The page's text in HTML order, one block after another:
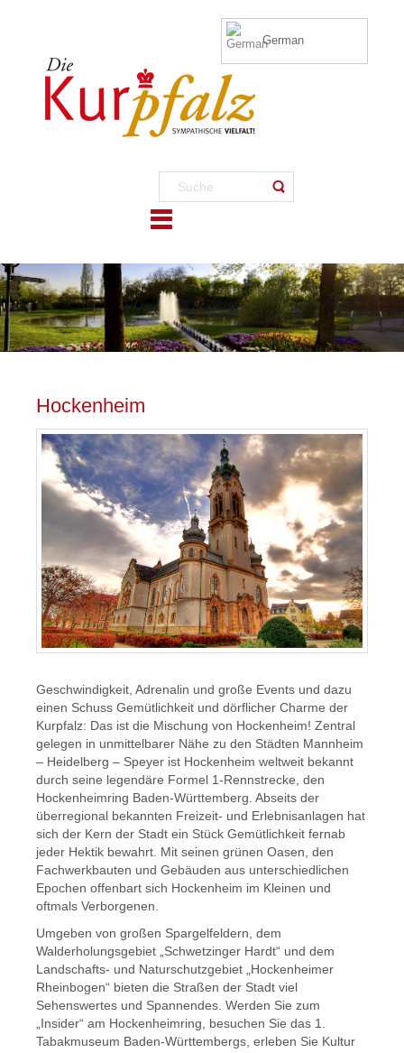
German
Hockenheim
Geschwindigkeit, Adrenalin und große Events und dazu
einen Schuss Gemütlichkeit und dörflicher Charme der
Kurpfalz: Das ist die Mischung von Hockenheim! Zentral
gelegen in unmittelbarer Nähe zu den Städten Mannheim
– Heidelberg – Speyer ist Hockenheim weltweit bekannt
durch seine legendäre Formel 1-Rennstrecke, den
Hockenheimring Baden-Württemberg. Abseits der
überregional bekannten Freizeit- und Erlebnisanlagen hat
sich der Kern der Stadt ein Stück Gemütlichkeit fernab
jeder Hektik bewahrt. Mit seinen grünen Oasen, den
Fachwerkbauten und Gebäuden aus unterschiedlichen
Epochen offenbart sich Hockenheim im Kleinen und
oftmals Verborgenen.
Umgeben von großen Spargelfeldern, dem
Walderholungsgebiet „Schwetzinger Hardt“ und dem
Landschafts- und Naturschutzgebiet „Hockenheimer
Rheinbogen“ bieten die Straßen der Stadt viel
Sehenswertes und Spannendes. Werden Sie zum
„Insider“ am Hockenheimring, besuchen Sie das 1.
Tabakmuseum Baden-Württembergs, erleben Sie Kultur